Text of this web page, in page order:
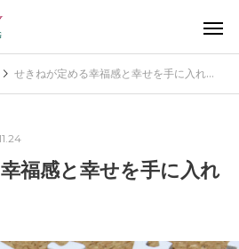
せきねが定める幸福感と幸せを手に入れる方法。
福感と幸せを手に入れ